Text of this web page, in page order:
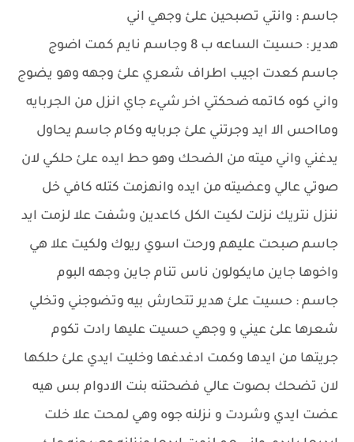
جاسم : وانتي تصبحين علئ وجهي اني
هدير : حسيت الساعه ب 8 وجاسم نايم كمت اضوج
جاسم كعدت اجيب اطراف شعري علئ وجهه وهو يضوج
واني كوه كاتمه ضحكتي اخر شيء جاي انزل من الجربايه
ومااحس الا ايد وجرتني علئ جربايه وكام جاسم يحاول
يدغني واني ميته من الضحك وهو حط ايده علئ حلكي لان
صوتي عالي وعضيته من ايده وانهزمت كتله كافي خل
ننزل نتريك نزلت لكيت الكل كاعدين وشفت علا لزمت ايد
جاسم صبحت عليهم ورحت اسوي ريوك ولكيت علا هي
واخوها جاين مايكولون ناس تنام جاين وجهه البوم
جاسم : حسيت علئ هدير تتحارش بيه وتضوجني وتخلي
شعرها علئ عيني و وجهي حسيت عليها رادت تكوم
جريتها من ايدها وكمت ادغدغها وخليت ايدي علئ حلكها
لان تضحك بصوت عالي فضحتنه بنت الادوام بس هيه
عضت ايدي وشردت و نزلنه جوه وهي لمحت علا خلت